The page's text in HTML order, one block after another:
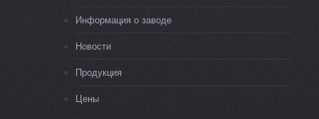
Информация о заводе
Новости
Продукция
Цены